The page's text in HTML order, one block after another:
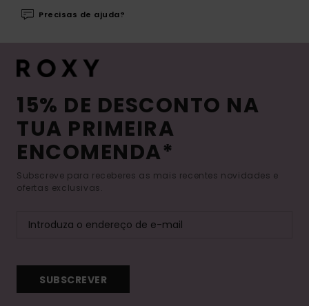
Precisas de ajuda?
15% DE DESCONTO NA
TUA PRIMEIRA
ENCOMENDA*
Subscreve para receberes as mais recentes novidades e
ofertas exclusivas.
SUBSCREVER